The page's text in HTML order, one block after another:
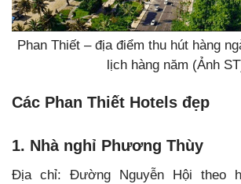
Phan Thiết – địa điểm thu hút hàng
lịch hàng năm (Ảnh
Các Phan Thiết Hotels đẹp
1. Nhà nghỉ Phương Thùy
Địa chỉ: Đường Nguyễn Hội theo